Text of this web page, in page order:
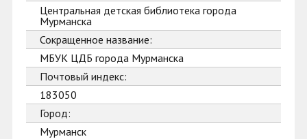
Центральная детская библиотека города
Мурманска
Сокращенное название:
МБУК ЦДБ города Мурманска
Почтовый индекс:
183050
Город:
Мурманск